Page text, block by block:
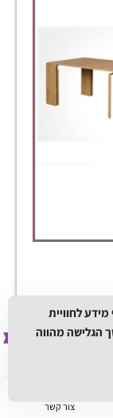
צור קשר
לחוויית
הגלישה מהווה